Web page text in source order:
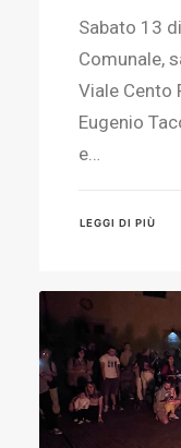
Sabato 13
Comunale,
Viale Cento
Eugenio
e…
LEGGI DI PIÙ